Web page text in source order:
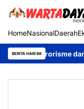
HomeNasionalDaerah
BERITA HARI INI
dan Radikalisme